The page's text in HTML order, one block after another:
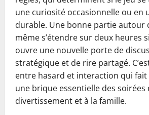
une curiosité occasionnelle ou en
durable. Une bonne partie autour
même s’étendre sur deux heures
ouvre une nouvelle porte de
stratégique et de rire partagé.
entre hasard et interaction qui fait
une brique essentielle des soirées
divertissement et à la famille.